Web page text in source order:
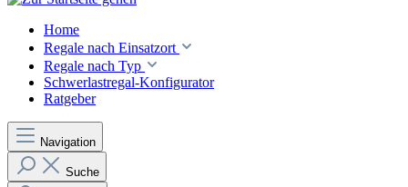
Home
Regale nach Einsatzort
Regale nach Typ
Schwerlastregal-Konfigurator
Ratgeber
Navigation
Suche